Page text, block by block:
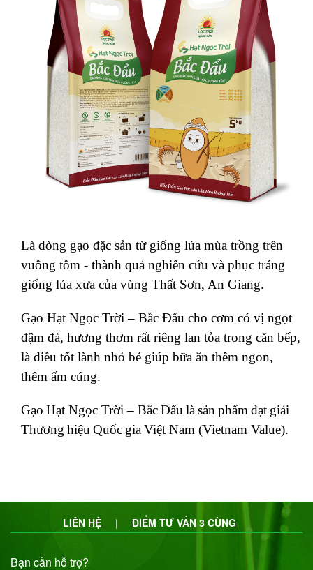
Là dòng gạo đặc sản từ giống lúa mùa trồng trên
vuông tôm - thành quả nghiên cứu và phục tráng
giống lúa xưa của vùng Thất Sơn, An Giang.
Gạo Hạt Ngọc Trời – Bắc Đẩu cho cơm có vị ngọt
đậm đà, hương thơm rất riêng lan tỏa trong căn bếp,
là điều tốt lành nhỏ bé giúp bữa ăn thêm ngon,
thêm ấm cúng.
Gạo Hạt Ngọc Trời – BắcĐẩu làsản phẩm đạt giải
Thương hiệu Quốc giaViệt Nam (Vietnam Value).
LIÊN HỆ | ĐIỂM TƯ VẤN 3 CÙNG
Bạn cần hỗ trợ?